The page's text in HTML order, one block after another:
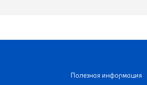
Полезная информация